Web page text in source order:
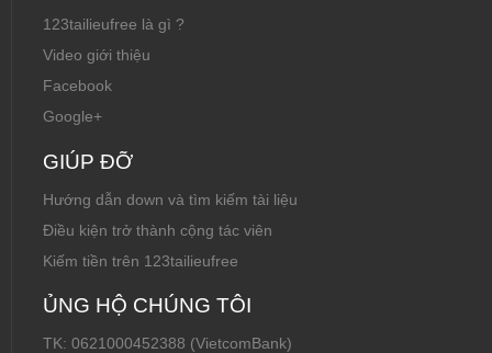
123tailieufree là gì ?
Video giới thiệu
Facebook
Google+
GIÚP ĐỠ
Hướng dẫn down và tìm kiếm tài liệu
Điều kiện trở thành cộng tác viên
Kiếm tiền trên 123tailieufree
ỦNG HỘ CHÚNG TÔI
TK: 0621000452388 (VietcomBank)